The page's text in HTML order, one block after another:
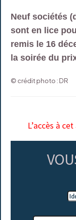
Neuf sociétés
sont en lice
remis le 16
la soirée du
© crédit photo : DR
L’accès à